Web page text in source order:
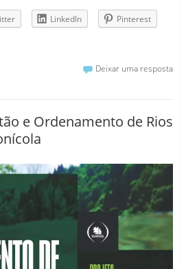
LinkedIn
Pinterest
Deixar uma resposta
e Ordenamento de Rios